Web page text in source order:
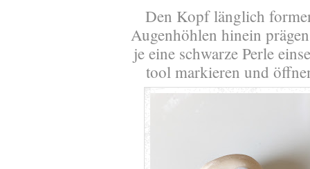
Den Kopf länglich
Augenhöhlen hinein
je eine schwarze Perle
tool markieren und